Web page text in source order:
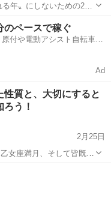
きたい人 みんなでワークをしたり...
宙
のペースで稼ぐ
付や電動アシスト自転車で
Ad
性質と、大切にすると
う！
2月25日
女座満月、そして皆既月
感情の深い混乱をもたら
そしてただでさえ春